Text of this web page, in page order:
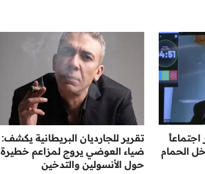
الحمام
تقرير للجارديان البريطانية يكشف:
ضياء العوضي يروج لمزاعم خطيرة
حول الأنسولين والتدخين